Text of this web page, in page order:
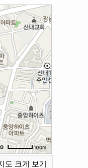
도 크게 보기